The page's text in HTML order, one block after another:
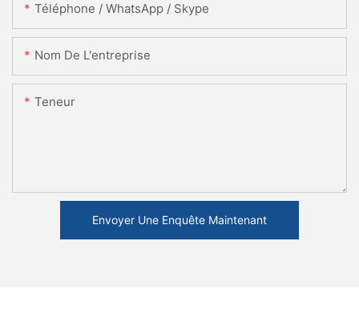
Téléphone / WhatsApp / Skype
Nom De L'entreprise
Teneur
Envoyer Une Enquête Maintenant